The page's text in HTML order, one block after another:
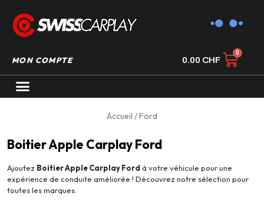
MON COMPTE 0.00 CHF
Accueil / Ford
Boitier Apple Carplay Ford
Ajoutez Boitier Apple Carplay Ford à votre véhicule pour une
expérience de conduite améliorée ! Découvrez notre sélection pour
toutes les marques.